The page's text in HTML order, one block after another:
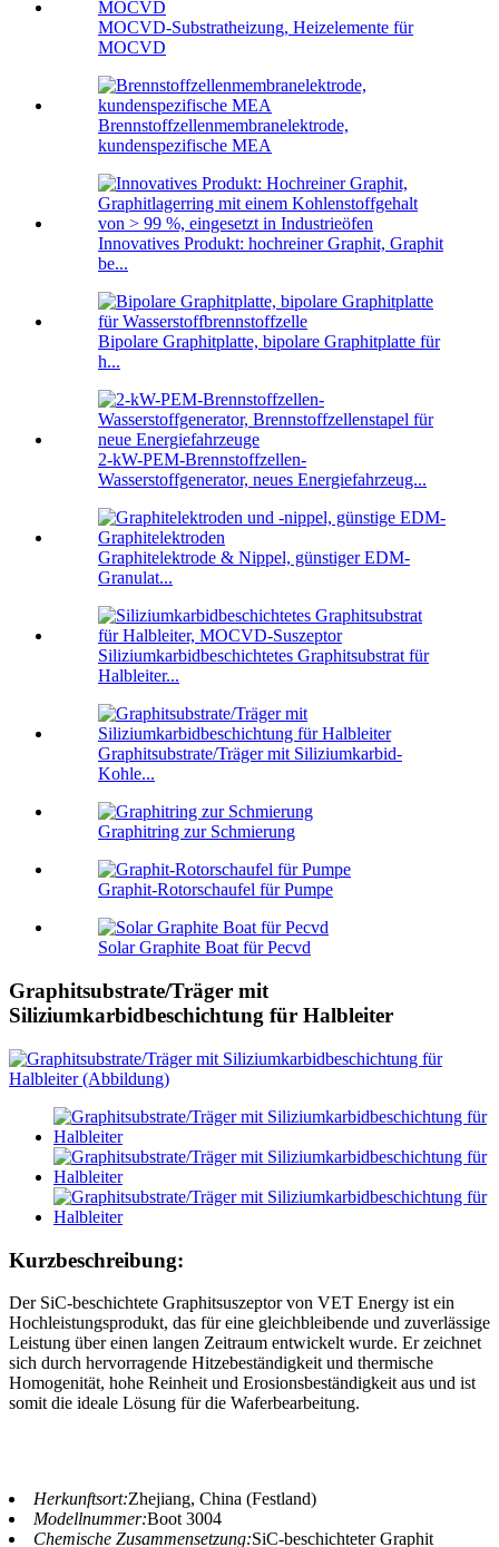
MOCVD-Substratheizung, Heizelemente für
MOCVD
Brennstoffzellenmembranelektrode,
kundenspezifische MEA
Innovatives Produkt: hochreiner Graphit, Graphit
be...
Bipolare Graphitplatte, bipolare Graphitplatte für
h...
2-kW-PEM-Brennstoffzellen-
Wasserstoffgenerator, neues Energiefahrzeug...
Graphitelektrode & Nippel, günstiger EDM-
Granulat...
Siliziumkarbidbeschichtetes Graphitsubstrat für
Halbleiter...
Graphitsubstrate/Träger mit Siliziumkarbid-
Kohle...
Graphitring zur Schmierung
Graphit-Rotorschaufel für Pumpe
Solar Graphite Boat für Pecvd
Graphitsubstrate/Träger mit
Siliziumkarbidbeschichtung für Halbleiter
Kurzbeschreibung:
Der SiC-beschichtete Graphitsuszeptor von VET Energy ist ein
Hochleistungsprodukt, das für eine gleichbleibende und zuverlässige
Leistung über einen langen Zeitraum entwickelt wurde. Er zeichnet
sich durch hervorragende Hitzebeständigkeit und thermische
Homogenität, hohe Reinheit und Erosionsbeständigkeit aus und ist
somit die ideale Lösung für die Waferbearbeitung.
Herkunftsort:Zhejiang, China (Festland)
Modellnummer:Boot 3004
Chemische Zusammensetzung:SiC-beschichteter Graphit